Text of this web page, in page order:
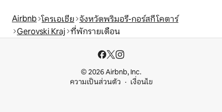
Airbnb โครเอเชีย จังหวัดพริมอรี-กอร์สกี โคตาร์
Gerovski Kraj ที่พักรายเดือน
© 2026 Airbnb, Inc.
ความเป็นส่วนตัว
เงื่อนไข